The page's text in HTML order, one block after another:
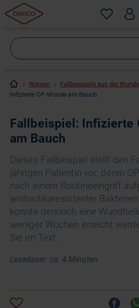
Wissen Fallbeispiele aus der
Infizierte OP-Wunde am Bauch
Fallbeispiel: Infizierte
am Bauch
Dieses Fallbeispiel stellt den
jährigen Patientin vor, deren
nach einem Routineeingriff
antibiotikaresistenter
konnte dennoch eine
weniger Wochen erreicht
Sie im Text.
Lesedauer: ca. 4 Minuten